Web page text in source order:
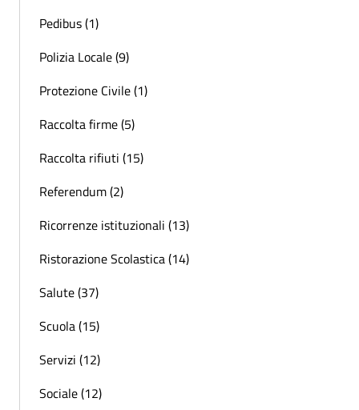
Pedibus (1)
Polizia Locale (9)
Protezione Civile (1)
Raccolta firme (5)
Raccolta rifiuti (15)
Referendum (2)
Ricorrenze istituzionali (13)
Ristorazione Scolastica (14)
Salute (37)
Scuola (15)
Servizi (12)
Sociale (12)